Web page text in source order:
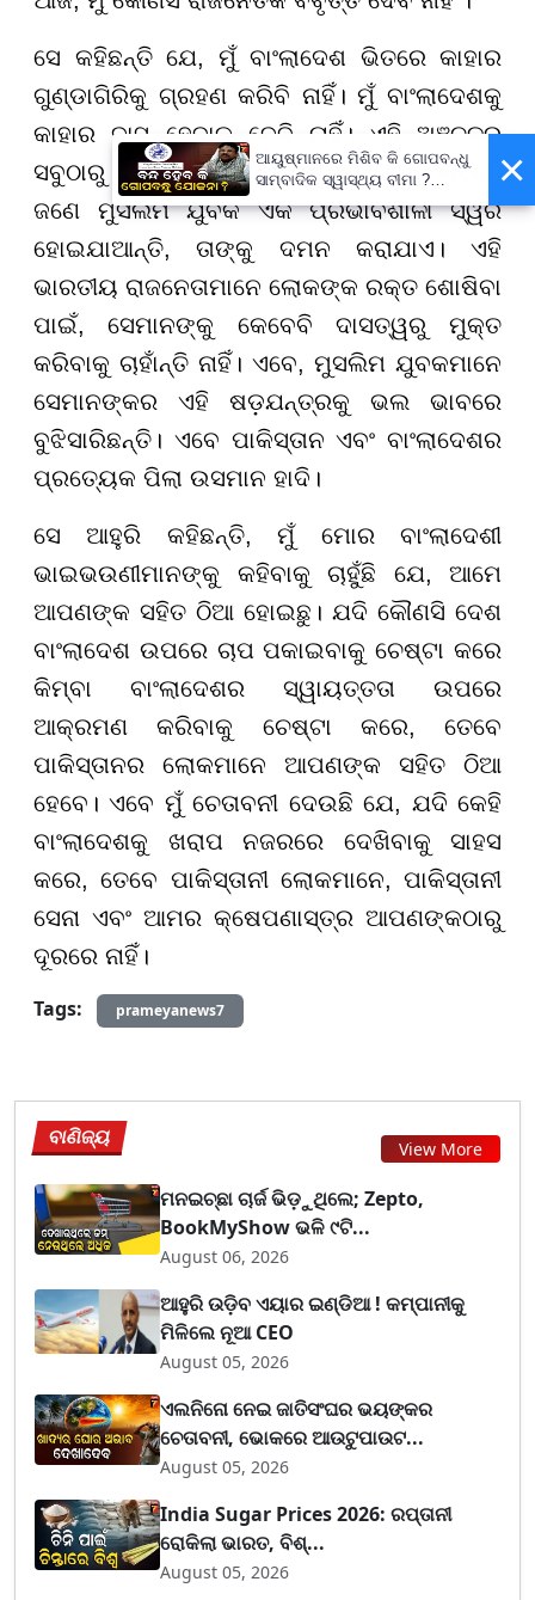
ସେ କହିଛନ୍ତି ଯେ, ମୁଁ ବାଂଲାଦେଶ ଭିତରେ କାହାର
ଗୁଣ୍ଡାଗିରିକୁ ଗ୍ରହଣ କରିବି ନାହିଁ। ମୁଁ ବାଂଲାଦେଶକୁ
କାହାର ଦାସ ହେବାକୁ ଦେବି ନାହିଁ। ଏହି ଅଞ୍ଚଳର
ସବୁଠାରୁ ବଡ଼ ସମସ୍ୟା ହେଉଛି ଯେ, ଯେତେବେଳେ
ଜଣେ ମୁସଲିମ ଯୁବକ ଏକ ପ୍ରଭାବଶାଳୀ ସ୍ୱର
ହୋଇଯାଆନ୍ତି, ତାଙ୍କୁ ଦମନ କରାଯାଏ। ଏହି
ଭାରତୀୟ ରାଜନେତାମାନେ ଲୋକଙ୍କ ରକ୍ତ ଶୋଷିବା
ପାଇଁ, ସେମାନଙ୍କୁ କେବେବି ଦାସତ୍ୱରୁ ମୁକ୍ତ
କରିବାକୁ ଚାହାଁନ୍ତି ନାହିଁ। ଏବେ, ମୁସଲିମ ଯୁବକମାନେ
ସେମାନଙ୍କର ଏହି ଷଡ଼ଯନ୍ତ୍ରକୁ ଭଲ ଭାବରେ
ବୁଝିସାରିଛନ୍ତି। ଏବେ ପାକିସ୍ତାନ ଏବଂ ବାଂଲାଦେଶର
ପ୍ରତ୍ୟେକ ପିଲା ଉସମାନ ହାଦି।
ସେ ଆହୁରି କହିଛନ୍ତି, ମୁଁ ମୋର ବାଂଲାଦେଶୀ
ଭାଇଭଉଣୀମାନଙ୍କୁ କହିବାକୁ ଚାହୁଁଛି ଯେ, ଆମେ
ଆପଣଙ୍କ ସହିତ ଠିଆ ହୋଇଛୁ। ଯଦି କୌଣସି ଦେଶ
ବାଂଲାଦେଶ ଉପରେ ଚାପ ପକାଇବାକୁ ଚେଷ୍ଟା କରେ
କିମ୍ବା ବାଂଲାଦେଶର ସ୍ୱାୟତ୍ତତା ଉପରେ
ଆକ୍ରମଣ କରିବାକୁ ଚେଷ୍ଟା କରେ, ତେବେ
ପାକିସ୍ତାନର ଲୋକମାନେ ଆପଣଙ୍କ ସହିତ ଠିଆ
ହେବେ। ଏବେ ମୁଁ ଚେତାବନୀ ଦେଉଛି ଯେ, ଯଦି କେହି
ବାଂଲାଦେଶକୁ ଖରାପ ନଜରରେ ଦେଖିବାକୁ ସାହସ
କରେ, ତେବେ ପାକିସ୍ତାନୀ ଲୋକମାନେ, ପାକିସ୍ତାନୀ
ସେନା ଏବଂ ଆମର କ୍ଷେପଣାସ୍ତ୍ର ଆପଣଙ୍କଠାରୁ
ଦୂରରେ ନାହିଁ।
Tags:
prameyanews7
ବାଣିଜ୍ୟ View More
ମନଇଚ୍ଛା ଚାର୍ଜ ଭିଡ଼ୁଥିଲେ; Zepto,
BookMyShow ଭଳି ୯ଟି...
August 06, 2026
ଆହୁରି ଉଡ଼ିବ ଏୟାର ଇଣ୍ଡିଆ ! କମ୍ପାନୀକୁ
ମିଳିଲେ ନୂଆ CEO
August 05, 2026
ଏଲନିନୋ ନେଇ ଜାତିସଂଘର ଭୟଙ୍କର
ଚେତାବନୀ, ଭୋକରେ ଆଉଟୁପାଉଟ...
August 05, 2026
India Sugar Prices 2026: ରପ୍ତାନୀ
ରୋକିଲା ଭାରତ, ବିଶ୍...
August 05, 2026
×
ଆୟୁଷ୍ମାନରେ ମିଶିବ କି ଗୋପବନ୍ଧୁ
ସାମ୍ବାଦିକ ସ୍ୱାସ୍ଥ୍ୟ ବୀମା ?
ସ୍ୱାସ୍ଥ୍ୟମନ୍ତ୍ରୀ କହିଲେ- ସରକାର
କରିବେ ତର୍ଜମା